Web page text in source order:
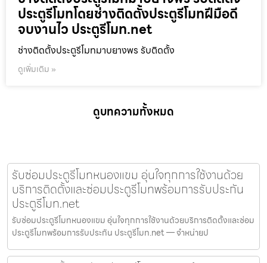
ประตูรีโมทโดยช่างติดตั้งประตูรีโมทฝีมือดี
จบงานไว ประตูรีโมท.net
ช่างติดตั้งประตูรีโมทมาบยางพร รับติดตั้ง
ดูเพิ่มเติม »
ดูบทความทั้งหมด
รับซ่อมประตูรีโมทหนองแขม อุ่นใจทุกการใช้งานด้วย
บริการติดตั้งและซ่อมประตูรีโมทพร้อมการรับประกัน
ประตูรีโมท.net
รับซ่อมประตูรีโมทหนองแขม อุ่นใจทุกการใช้งานด้วยบริการติดตั้งและซ่อม
ประตูรีโมทพร้อมการรับประกัน ประตูรีโมท.net — จำหน่ายป